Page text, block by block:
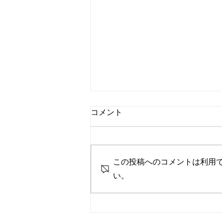
営業時間変更のお知らせ
コメント
この投稿へのコメントは利用
い。